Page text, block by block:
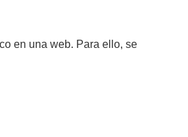
en una web. Para ello, se